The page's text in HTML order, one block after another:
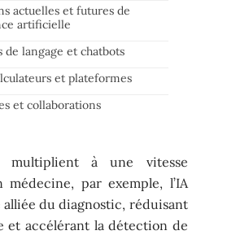
actuelles et futures de
artificielle
de langage et chatbots
et plateformes
et collaborations
multiplient à une vitesse
médecine, par exemple, l’IA
alliée du diagnostic, réduisant
et accélérant la détection de